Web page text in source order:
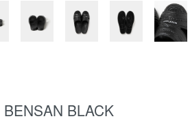
BENSAN BLACK